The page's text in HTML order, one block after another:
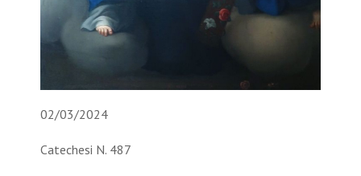
02/03/2024
Catechesi N. 487